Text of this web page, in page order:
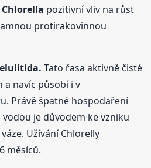
Chlorella pozitivní vliv na růst
protirakovinnou
Tato řasa aktivně čisté
a navíc působí i v
Právě špatné hospodaření
je důvodem ke vzniku
Užívání Chlorelly
měsíců.